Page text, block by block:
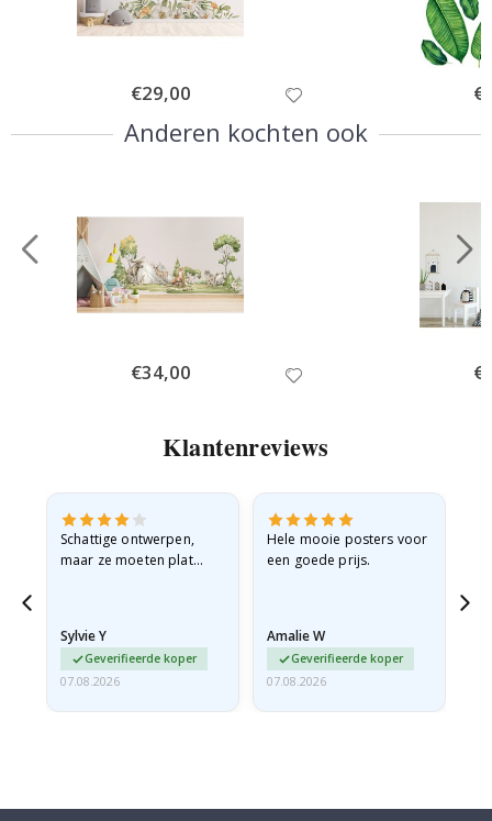
Special
Price
€29,00
Anderen kochten ook
Special
Price
€34,00
Klantenreviews
Schattige ontwerpen,
maar ze moeten plat
beetje…
Sylvie Y
Geverifieerde koper
07.08.2026
Hele mooie posters voor
een goede prijs.
Amalie W
Geverifieerde koper
07.08.2026